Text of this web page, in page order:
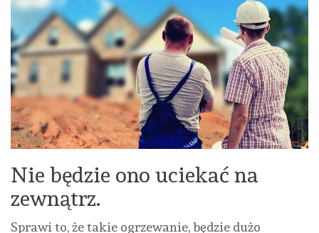
Nie będzie ono uciekać na
zewnątrz.
Sprawi to, że takie ogrzewanie, będzie dużo